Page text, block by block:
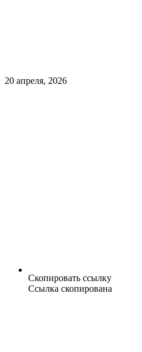
20 апреля, 2026
Скопировать ссылку
Ссылка скопирована